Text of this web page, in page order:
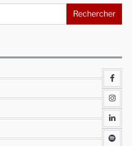
Rechercher